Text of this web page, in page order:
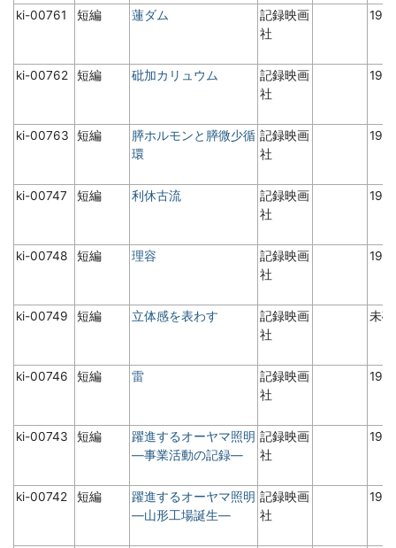
ki-00761 短編 蓮ダム
記録映画
社
ki-00762 短編 砒加カリュウム
記録映画
社
ki-00763 短編
膵ホルモンと膵微少循
環
記録映画
社
ki-00747 短編 利休古流
記録映画
社
ki-00748 短編 理容
記録映画
社
ki-00749 短編 立体感を表わす
記録映画
社
未
ki-00746 短編 雷
記録映画
社
ki-00743 短編
躍進するオーヤマ照明
―事業活動の記録―
記録映画
社
ki-00742 短編
躍進するオーヤマ照明
―山形工場誕生―
記録映画
社